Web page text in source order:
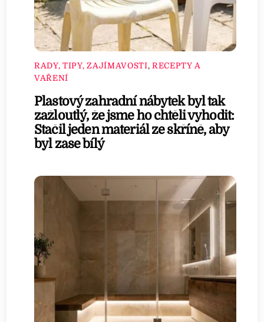
RADY, TIPY, ZAJÍMAVOSTI, RECEPTY A
VAŘENÍ
Plastový zahradní nábytek byl tak
zažloutlý, že jsme ho chtěli vyhodit:
Stačil jeden materiál ze skříně, aby
byl zase bílý